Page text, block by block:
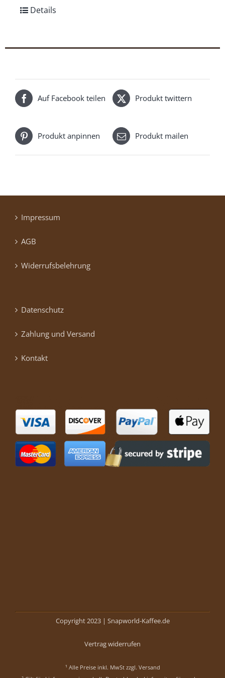
Details
Auf Facebook teilen Produkt twittern
Produkt anpinnen Produkt mailen
Impressum
AGB
Widerrufsbelehrung
Datenschutz
Zahlung und Versand
Kontakt
Copyright 2023 | Snapworld-Kaffee.de
Vertrag widerrufen
¹ Alle Preise inkl. MwSt zzgl. Versand